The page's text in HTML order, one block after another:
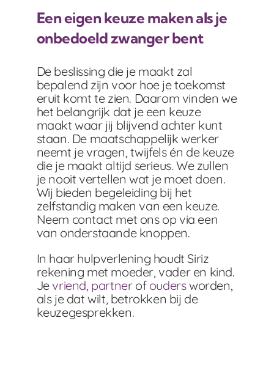
Een eigen keuze maken als je
onbedoeld zwanger bent
De beslissing die je maakt zal
bepalend zijn voor hoe je toekomst
eruit komt te zien. Daarom vinden we
het belangrijk dat je een keuze
maakt waar jij blijvend achter kunt
staan. De maatschappelijk werker
neemt je vragen, twijfels én de keuze
die je maakt altijd serieus. We zullen
je nooit vertellen wat je moet doen.
Wij bieden begeleiding bij het
zelfstandig maken van een keuze.
Neem contact met ons op via een
van onderstaande knoppen.
In haar hulpverlening houdt Siriz
rekening met moeder, vader en kind.
Jevriend, partnerof oudersworden,
als je dat wilt, betrokken bij de
keuzegesprekken.